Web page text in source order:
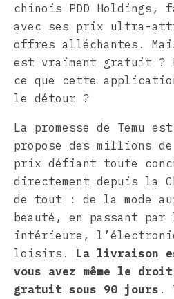
chinois PDD Holdings,
avec ses prix ultra-
offres alléchantes.
est vraiment gratuit ?
ce que cette
le détour ?
La promesse de Temu
propose des millions
prix défiant toute
directement depuis la
de tout : de la mode
beauté, en passant
intérieure,
loisirs. La livraison
vous avez même le
gratuit sous 90 jours .